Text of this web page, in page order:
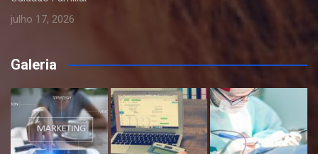
julho 17, 2026
Galeria